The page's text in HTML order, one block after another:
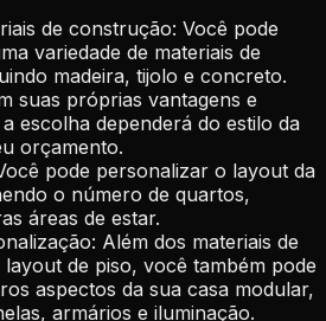
de construção: Você pode
variedade de materiais de
madeira, tijolo e concreto.
suas próprias vantagens e
escolha dependerá do estilo da
orçamento.
pode personalizar o layout da
o número de quartos,
áreas de estar.
Além dos materiais de
de piso, você também pode
aspectos da sua casa modular,
armários e iluminação.